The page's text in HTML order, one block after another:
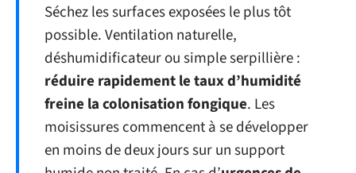
Séchez les surfaces exposées le plus tôt
possible. Ventilation naturelle,
déshumidificateur ou simple serpillière :
réduire rapidement le taux d’humidité
freine la colonisation fongique. Les
moisissures commencent à se développer
en moins de deux jours sur un support